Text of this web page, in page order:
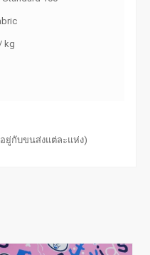
kg
อยู่กับขนส่งแต่ละแห่ง)